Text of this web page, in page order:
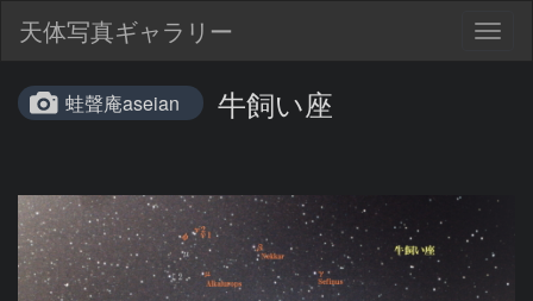
天体写真ギャラリー
蛙聲庵aseian 牛飼い座